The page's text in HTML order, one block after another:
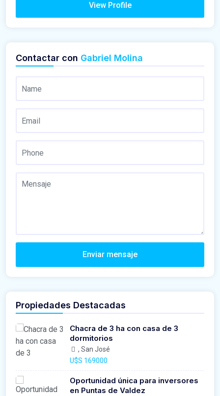
View Profile
Contactar con Gabriel Molina
Enviar mensaje
Propiedades Destacadas
Chacra de 3 ha con casa de 3
dormitorios
, San José
U$S 169000
Oportunidad única para inversores
en Puntas de Valdez